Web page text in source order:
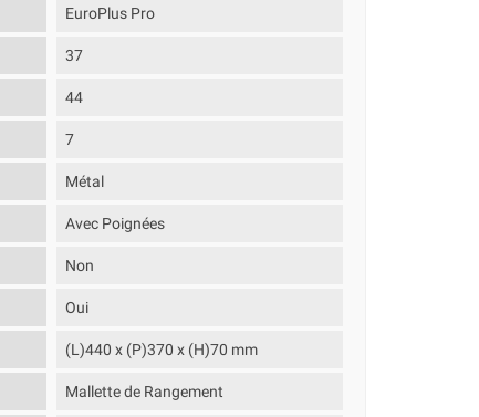
EuroPlus Pro
37
44
7
Métal
Avec Poignées
Non
Oui
(L)440 x (P)370 x (H)70 mm
Mallette de Rangement